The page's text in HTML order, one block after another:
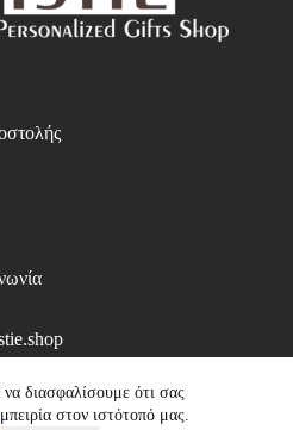
διασφαλίσουμε ότι σας
στον ιστότοπό μας.